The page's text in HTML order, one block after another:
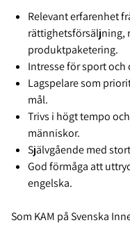
Relevant erfarenhet
rättighetsförsäljning,
produktpaketering.
Intresse för sport
Lagspelare som
mål.
Trivs i högt tempo
människor.
Självgående med
God förmåga att
engelska.
Som KAM på Svenska